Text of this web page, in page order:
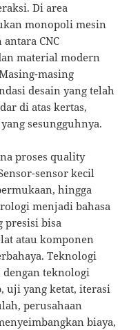
Di area
monopoli mesin
CNC
material modern
masing
desain yang telah
di atas kertas,
sesungguhnya.
proses quality
sensor kecil
hingga
menjadi bahasa
presisi bisa
atau komponen
Teknologi
teknologi
uji yang ketat, iterasi
perusahaan
biaya,